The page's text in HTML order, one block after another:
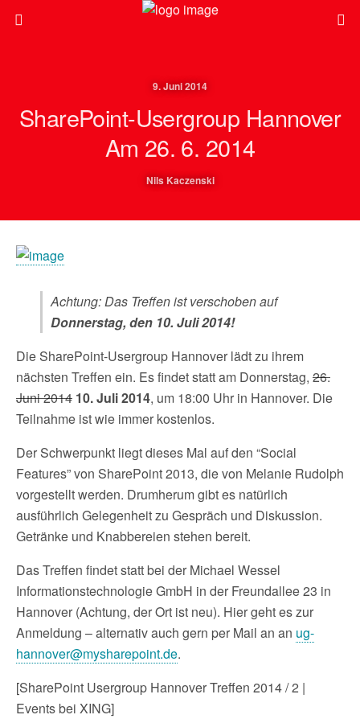
9. Juni 2014
SharePoint-Usergroup Hannover
Am 26. 6. 2014
Nils Kaczenski
Achtung: Das Treffen ist verschoben auf
Donnerstag, den 10. Juli 2014!
Die SharePoint-Usergroup Hannover lädt zu ihrem
nächsten Treffen ein. Es findet statt am Donnerstag, 26.
Juni 2014 10. Juli 2014, um 18:00 Uhr in Hannover. Die
Teilnahme ist wie immer kostenlos.
Der Schwerpunkt liegt dieses Mal auf den “Social
Features” von SharePoint 2013, die von Melanie Rudolph
vorgestellt werden. Drumherum gibt es natürlich
ausführlich Gelegenheit zu Gespräch und Diskussion.
Getränke und Knabbereien stehen bereit.
Das Treffen findet statt bei der Michael Wessel
Informationstechnologie GmbH in der Freundallee 23 in
Hannover (Achtung, der Ort ist neu). Hier geht es zur
Anmeldung – alternativ auch gern per Mail an an ug-
hannover@mysharepoint.de.
[SharePoint Usergroup Hannover Treffen 2014 / 2 |
Events bei XING]